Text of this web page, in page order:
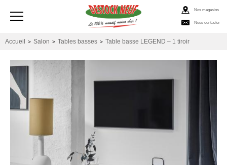
Nos magasins
Nous contacter
Accueil > Salon > Tables basses > Table basse LEGEND – 1 tiroir